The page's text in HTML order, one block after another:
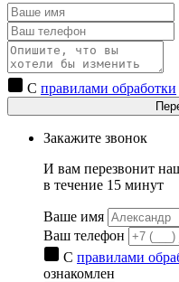
С правилами обработки
Закажите звонок
И вам перезвонит
в течение 15 минут
Ваше имя
Ваш телефон
С правилами
ознакомлен